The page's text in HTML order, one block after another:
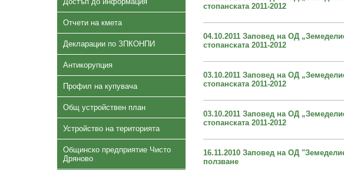
Отчети на кмета
Декларации по ЗПКОНПИ
Антикорупция
Профил на купувача
Общ устройствен план
Устройство на територията
Общинско предприятие Чисто
Дряново
стопанската 2011-2012
04.10.2011 Заповед на ОД
стопанската 2011-2012
03.10.2011 Заповед на ОД
стопанската 2011-2012
03.10.2011 Заповед на ОД
стопанската 2011-2012
16.11.2010 Заповед на ОД
ползване